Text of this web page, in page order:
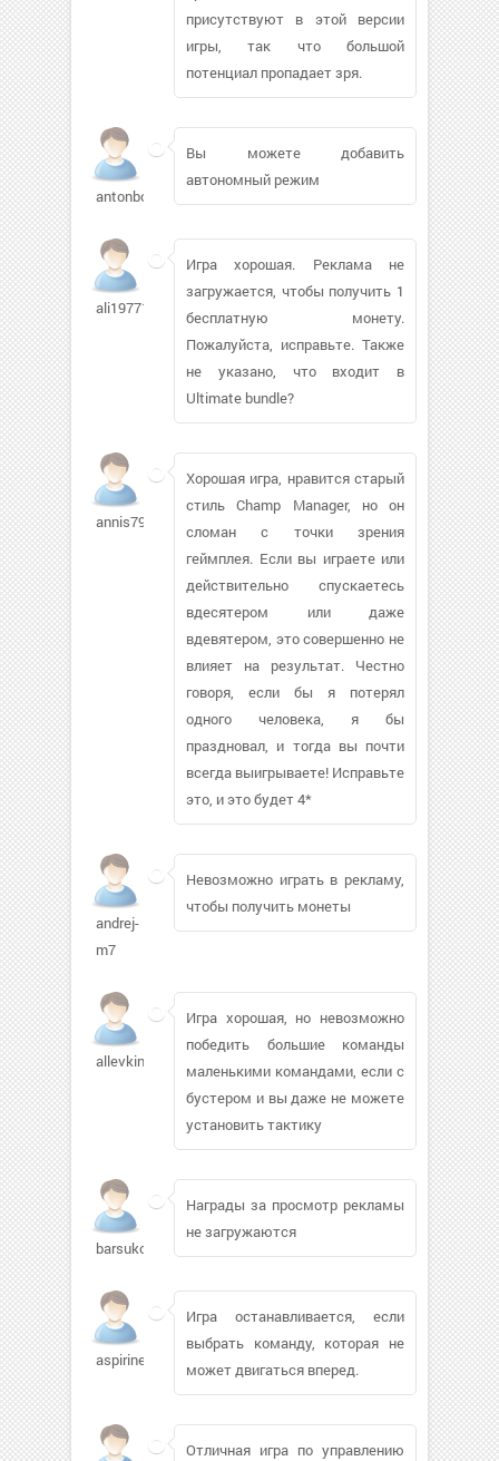
присутствуют в этой версии
игры, так что большой
потенциал пропадает зря.
antonbor9
Вы можете добавить
автономный режим
ali1977114
Игра хорошая. Реклама не
загружается, чтобы получить 1
бесплатную монету.
Пожалуйста, исправьте. Также
не указано, что входит в
Ultimate bundle?
annis79
Хорошая игра, нравится старый
стиль Champ Manager, но он
сломан с точки зрения
геймплея. Если вы играете или
действительно спускаетесь
вдесятером или даже
вдевятером, это совершенно не
влияет на результат. Честно
говоря, если бы я потерял
одного человека, я бы
праздновал, и тогда вы почти
всегда выигрываете! Исправьте
это, и это будет 4*
andrej-
m7
Невозможно играть в рекламу,
чтобы получить монеты
allevkin
Игра хорошая, но невозможно
победить большие команды
маленькими командами, если с
бустером и вы даже не можете
установить тактику
barsukow68453
Награды за просмотр рекламы
не загружаются
aspirines244
Игра останавливается, если
выбрать команду, которая не
может двигаться вперед.
Отличная игра по управлению